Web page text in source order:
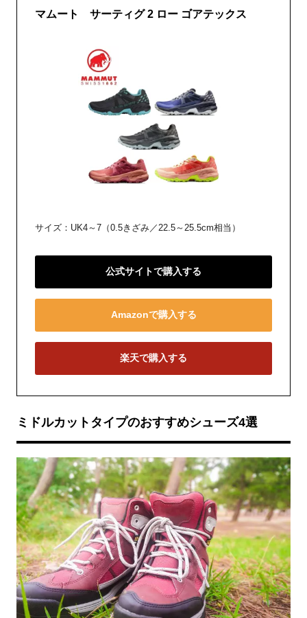
マムート サーティグ 2 ロー ゴアテックス
サイズ：UK4～7（0.5きざみ／22.5～25.5cm相当）
公式サイトで購入する
Amazonで購入する
楽天で購入する
ミドルカットタイプのおすすめシューズ4選